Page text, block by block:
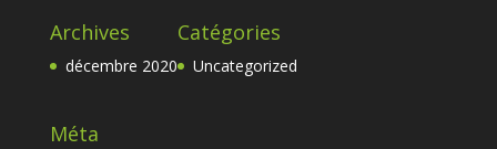
Archives
décembre 2020
Catégories
Uncategorized
Méta